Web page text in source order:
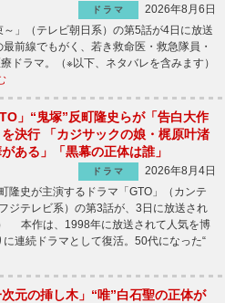
ドラマ
2026年8月6日
」（テレビ朝日系）の第5話が4日に放送
前線でもがく、若き救命医・救急隊員・
ドラマ。（※以下、ネタバレを含みます）
」“鬼塚”反町隆史らが「告白大作
決行 「カジサックの娘・梶原叶渚
ある」「黒幕の正体は誰」
ドラマ
2026年8月4日
隆史が主演するドラマ「GTO」（カンテ
ジテレビ系）の第3話が、3日に放送され
本作は、1998年に放送されて人気を博
連続ドラマとして復活。50代になった“
次元の挿し木」“唯”白石聖の正体が